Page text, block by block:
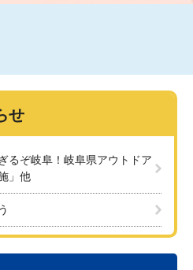
せ
るぞ岐阜！岐阜県アウトドア
」他